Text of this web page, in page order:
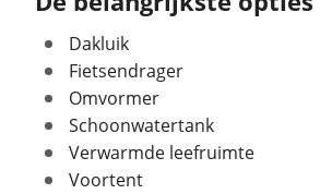
Geschiedenis
Voertuig heeft
schadeverleden
Voormalig verhuurvoertuig
Dakluik
Fietsendrager
Omvormer
Schoonwatertank
Verwarmde leefruimte
Voortent
Strating Caravans B.V.
je op om jouw inruilwaarde te bepalen.
Jouw kampeervoertuig
Kies je voertuig:
Camper